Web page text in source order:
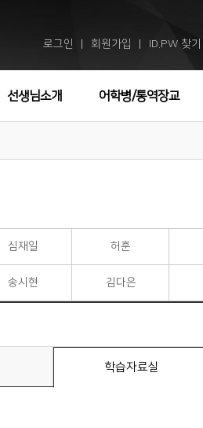
로그인 회원가입 ID.PW 찾기
선생님소개 어학병/통역장교
심재일 허훈
송시현 김다은
학습자료실